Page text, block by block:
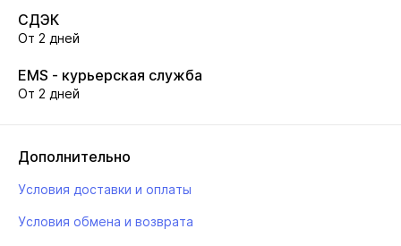
СДЭК
От 2 дней
EMS - курьерская служба
От 2 дней
Дополнительно
Условия доставки и оплаты
Условия обмена и возврата